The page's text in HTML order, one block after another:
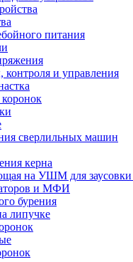
питания
контроля и управления
сверлильных машин
керна
на УШМ для
и МФИ
бурения
липучке